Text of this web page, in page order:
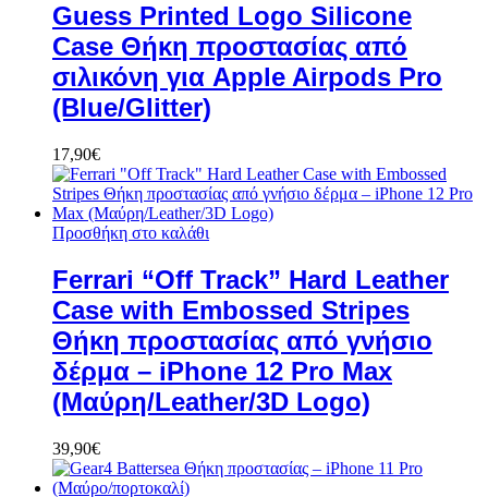
Guess Printed Logo Silicone
Case Θήκη προστασίας από
σιλικόνη για Apple Airpods Pro
(Blue/Glitter)
17,90€
Προσθήκη στο καλάθι
Ferrari “Off Track” Hard Leather
Case with Embossed Stripes
Θήκη προστασίας από γνήσιο
δέρμα – iPhone 12 Pro Max
(Μαύρη/Leather/3D Logo)
39,90€